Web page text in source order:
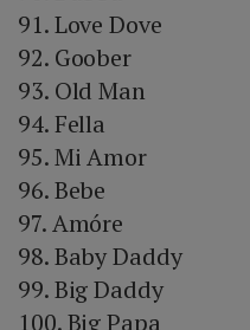
91. Love Dove
92. Goober
93. Old Man
94. Fella
95. Mi Amor
96. Bebe
97. Amóre
98. Baby Daddy
99. Big Daddy
100. Big Papa